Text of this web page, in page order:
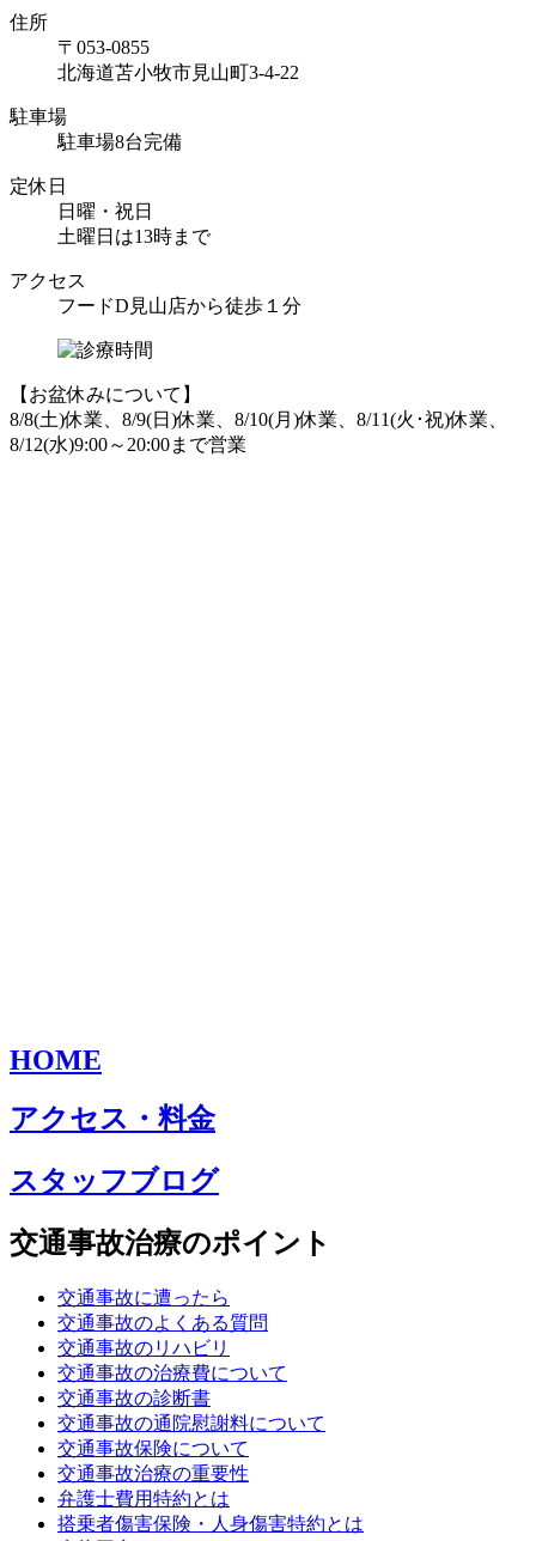
住所
〒053-0855
北海道苫小牧市見山町3-4-22
駐車場
駐車場8台完備
定休日
日曜・祝日
土曜日は13時まで
アクセス
フードD見山店から徒歩１分
【お盆休みについて】
8/8(土)休業、8/9(日)休業、8/10(月)休業、8/11(火･祝)休業、
8/12(水)9:00～20:00まで営業
HOME
アクセス・料金
スタッフブログ
交通事故治療のポイント
交通事故に遭ったら
交通事故のよくある質問
交通事故のリハビリ
交通事故の治療費について
交通事故の診断書
交通事故の通院慰謝料について
交通事故保険について
交通事故治療の重要性
弁護士費用特約とは
搭乗者傷害保険・人身傷害特約とは